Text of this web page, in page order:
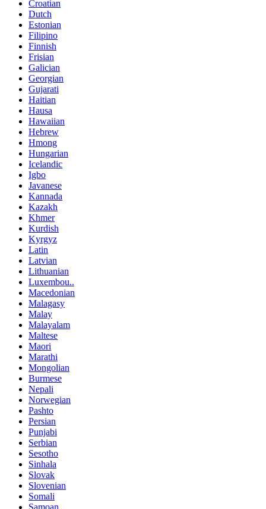
Croatian
Dutch
Estonian
Filipino
Finnish
Frisian
Galician
Georgian
Gujarati
Haitian
Hausa
Hawaiian
Hebrew
Hmong
Hungarian
Icelandic
Igbo
Javanese
Kannada
Kazakh
Khmer
Kurdish
Kyrgyz
Latin
Latvian
Lithuanian
Luxembou..
Macedonian
Malagasy
Malay
Malayalam
Maltese
Maori
Marathi
Mongolian
Burmese
Nepali
Norwegian
Pashto
Persian
Punjabi
Serbian
Sesotho
Sinhala
Slovak
Slovenian
Somali